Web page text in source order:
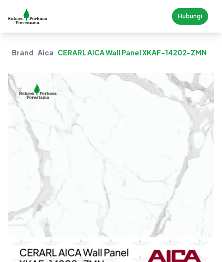
Hubungi
Brand Aica CERARL AICA Wall Panel XKAF-14202-ZMN